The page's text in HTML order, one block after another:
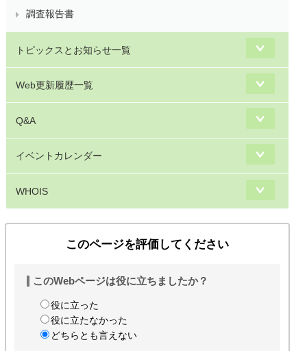
調査報告書
トピックスとお知らせ一覧
Web更新履歴一覧
Q&A
イベントカレンダー
WHOIS
このページを評価してください
このWebページは役に立ちましたか？
役に立った
役に立たなかった
どちらとも言えない